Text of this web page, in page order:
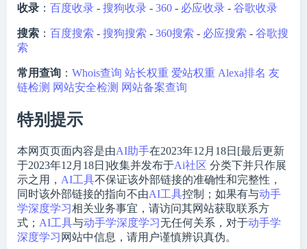
收录 ： 百度收录 - 搜狗收录 - 360 - 必应收录 - 谷歌收录
搜索 ： 百度搜索 - 搜狗搜索 - 360搜索 - 必应搜索 - 谷歌搜
索
常用查询 ： Whois查询 站长权重 爱站权重 Alexa排名 友
链检测 网站安全检测 网站备案查询
特别提示
本网页页面内容是由AI助手在2023年12月18日[最后更新
于2023年12月18日]收集并发布于Ai社区 分类下并只作展
示之用， AI工具不保证该外部链接的准确性和完整性，
同时该外部链接的指向不由AI工具控制；如果有与动手
学深度学习相关业务事宜，请访问其网站获取联系方
式； AI工具与动手学深度学习无任何关系，对于动手学
深度学习 网站中信息，请用户谨慎辨识真伪。